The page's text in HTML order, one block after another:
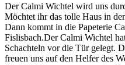
Der Calmi Wichtel wird uns
Möchtet ihr das tolle Haus in
Dann kommt in die Papeterie
Fislisbach.Der Calmi Wichtel
Schachteln vor die Tür gelegt.
freuen uns auf den Helfer des